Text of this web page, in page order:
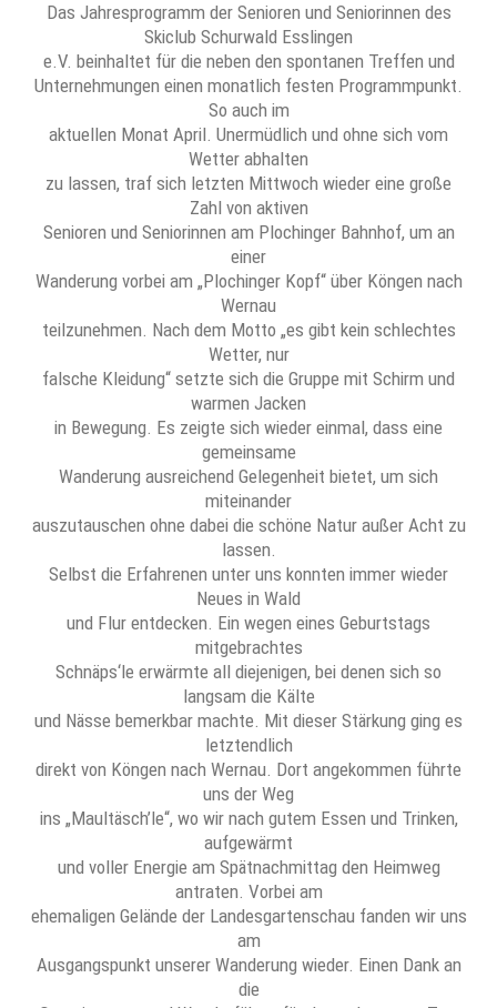
Das Jahresprogramm der Senioren und Seniorinnen des
Skiclub Schurwald Esslingen
e.V. beinhaltet für die neben den spontanen Treffen und
Unternehmungen einen monatlich festen Programmpunkt.
So auch im
aktuellen Monat April. Unermüdlich und ohne sich vom
Wetter abhalten
zu lassen, traf sich letzten Mittwoch wieder eine große
Zahl von aktiven
Senioren und Seniorinnen am Plochinger Bahnhof, um an
einer
Wanderung vorbei am „Plochinger Kopf“ über Köngen nach
Wernau
teilzunehmen. Nach dem Motto „es gibt kein schlechtes
Wetter, nur
falsche Kleidung“ setzte sich die Gruppe mit Schirm und
warmen Jacken
in Bewegung. Es zeigte sich wieder einmal, dass eine
gemeinsame
Wanderung ausreichend Gelegenheit bietet, um sich
miteinander
auszutauschen ohne dabei die schöne Natur außer Acht zu
lassen.
Selbst die Erfahrenen unter uns konnten immer wieder
Neues in Wald
und Flur entdecken. Ein wegen eines Geburtstags
mitgebrachtes
Schnäps‘le erwärmte all diejenigen, bei denen sich so
langsam die Kälte
und Nässe bemerkbar machte. Mit dieser Stärkung ging es
letztendlich
direkt von Köngen nach Wernau. Dort angekommen führte
uns der Weg
ins „Maultäsch’le“, wo wir nach gutem Essen und Trinken,
aufgewärmt
und voller Energie am Spätnachmittag den Heimweg
antraten. Vorbei am
ehemaligen Gelände der Landesgartenschau fanden wir uns
am
Ausgangspunkt unserer Wanderung wieder. Einen Dank an
die